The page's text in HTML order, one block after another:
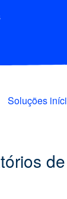
Soluções